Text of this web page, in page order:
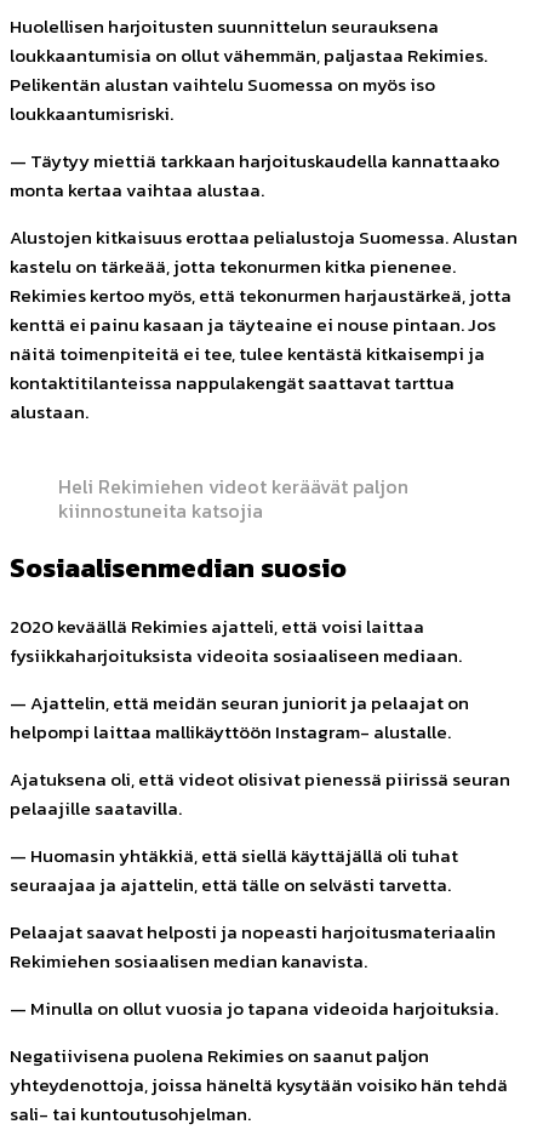
Huolellisen harjoitusten suunnittelun seurauksena
loukkaantumisia on ollut vähemmän, paljastaa Rekimies.
Pelikentän alustan vaihtelu Suomessa on myös iso
loukkaantumisriski.
— Täytyy miettiä tarkkaan harjoituskaudella kannattaako
monta kertaa vaihtaa alustaa.
Alustojen kitkaisuus erottaa pelialustoja Suomessa. Alustan
kastelu on tärkeää, jotta tekonurmen kitka pienenee.
Rekimies kertoo myös, että tekonurmen harjaustärkeä, jotta
kenttä ei painu kasaan ja täyteaine ei nouse pintaan. Jos
näitä toimenpiteitä ei tee, tulee kentästä kitkaisempi ja
kontaktitilanteissa nappulakengät saattavat tarttua
alustaan.
Heli Rekimiehen videot keräävät paljon
kiinnostuneita katsojia
Sosiaalisenmedian suosio
2020 keväällä Rekimies ajatteli, että voisi laittaa
fysiikkaharjoituksista videoita sosiaaliseen mediaan.
— Ajattelin, että meidän seuran juniorit ja pelaajat on
helpompi laittaa mallikäyttöön Instagram- alustalle.
Ajatuksena oli, että videot olisivat pienessä piirissä seuran
pelaajille saatavilla.
— Huomasin yhtäkkiä, että siellä käyttäjällä oli tuhat
seuraajaa ja ajattelin, että tälle on selvästi tarvetta.
Pelaajat saavat helposti ja nopeasti harjoitusmateriaalin
Rekimiehen sosiaalisen median kanavista.
— Minulla on ollut vuosia jo tapana videoida harjoituksia.
Negatiivisena puolena Rekimies on saanut paljon
yhteydenottoja, joissa häneltä kysytään voisiko hän tehdä
sali- tai kuntoutusohjelman.